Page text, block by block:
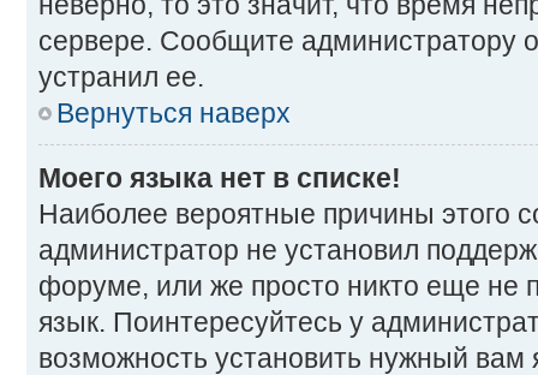
сервере. Сообщите администратору
устранил ее.
Вернуться наверх
Моего языка нет в списке!
Наиболее вероятные причины этого
администратор не установил
форуме, или же просто никто еще не
язык. Поинтересуйтесь у
возможность установить нужный вам